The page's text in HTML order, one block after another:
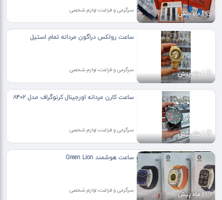
1 ماه پیش سرگرمی و فراغت، لوازم شخصی
1 ماه پیش
ساعت رولکس دراگون مردانه تمام استیل
سرگرمی و فراغت، لوازم شخصی
1 ماه پیش
ساعت کارن مردانه اورجینال کرنوگراف مدل ۸۴۰۲
سرگرمی و فراغت، لوازم شخصی
1 ماه پیش
ساعت هوشمند Green Lion
سرگرمی و فراغت، لوازم شخصی